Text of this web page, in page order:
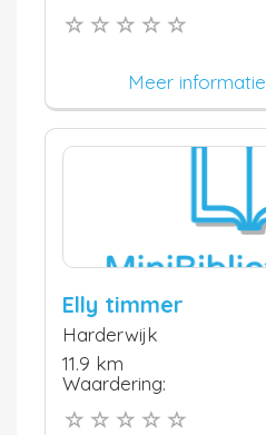
Meer informatie
Elly timmer
Harderwijk
11.9 km
Waardering: